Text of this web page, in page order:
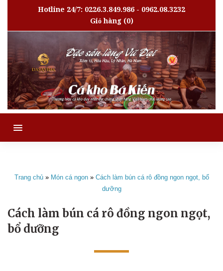
Hotline 24/7: 0226.3.849.986 - 0962.08.3232
Giỏ hàng(0)
MENU
Trang chủ» Món cá ngon» Cách làm bún cá rô đồng ngon ngọt, bổ
dưỡng
Cách làm bún cá rô đồng ngon ngọt,
bổ dưỡng